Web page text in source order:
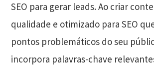
SEO para gerar leads. Ao criar
qualidade e otimizado para SEO
pontos problemáticos do seu
incorpora palavras-chave